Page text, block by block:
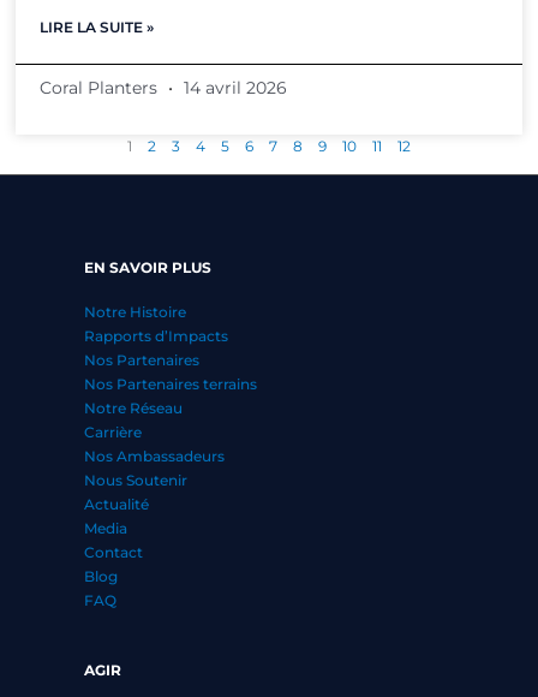
LIRE LA SUITE »
Coral Planters 14 avril 2026
1 2 3 4 5 6 7 8 9 10 11 12
EN SAVOIR PLUS
Notre Histoire
Rapports d’Impacts
Nos Partenaires
Nos Partenaires terrains
Notre Réseau
Carrière
Nos Ambassadeurs
Nous Soutenir
Actualité
Media
Contact
Blog
FAQ
AGIR